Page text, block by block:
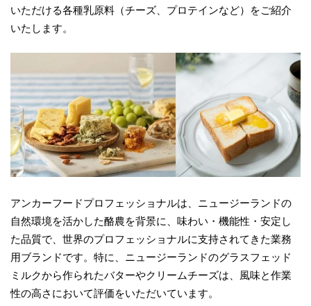
いただける各種乳原料（チーズ、プロテインなど）をご紹介
いたします。
アンカーフードプロフェッショナルは、ニュージーランドの
自然環境を活かした酪農を背景に、味わい・機能性・安定し
た品質で、世界のプロフェッショナルに支持されてきた業務
用ブランドです。特に、ニュージーランドのグラスフェッド
ミルクから作られたバターやクリームチーズは、風味と作業
性の高さにおいて評価をいただいています。